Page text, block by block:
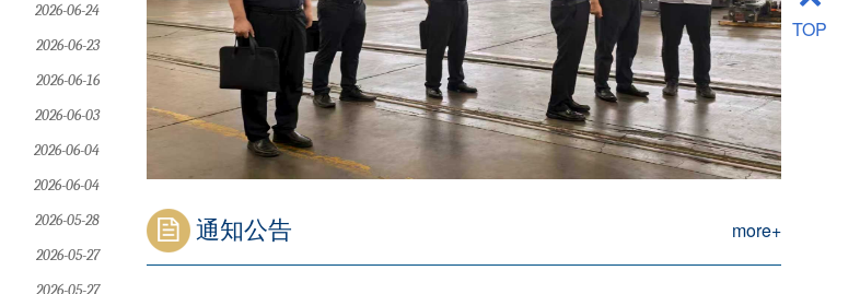
通知公告 more+
2026-06-24
2026-06-23
2026-06-16
2026-06-03
2026-06-04
2026-06-04
2026-05-28
2026-05-27
2026-05-27
TOP